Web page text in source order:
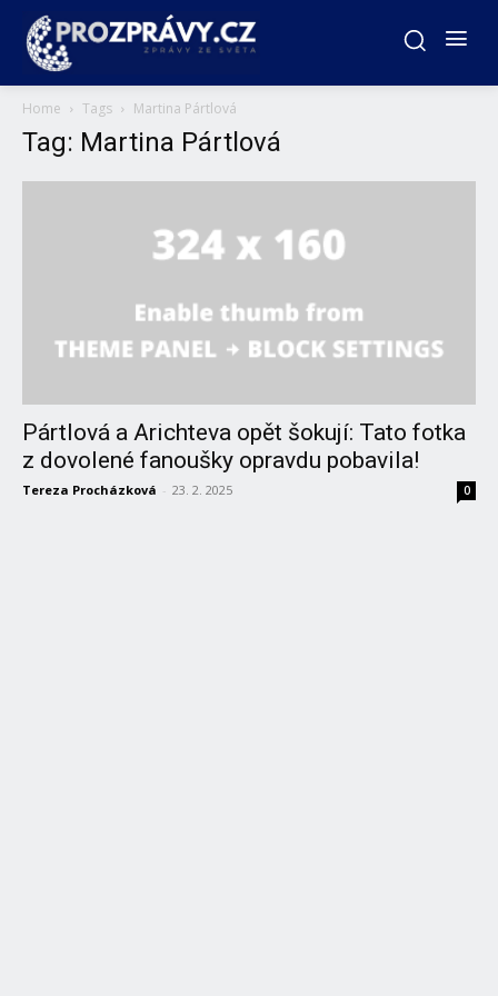
Home Tags Martina Pártlová
Tag: Martina Pártlová
Pártlová a Arichteva opět šokují: Tato fotka
z dovolené fanoušky opravdu pobavila!
Tereza Procházková - 23. 2. 2025 0